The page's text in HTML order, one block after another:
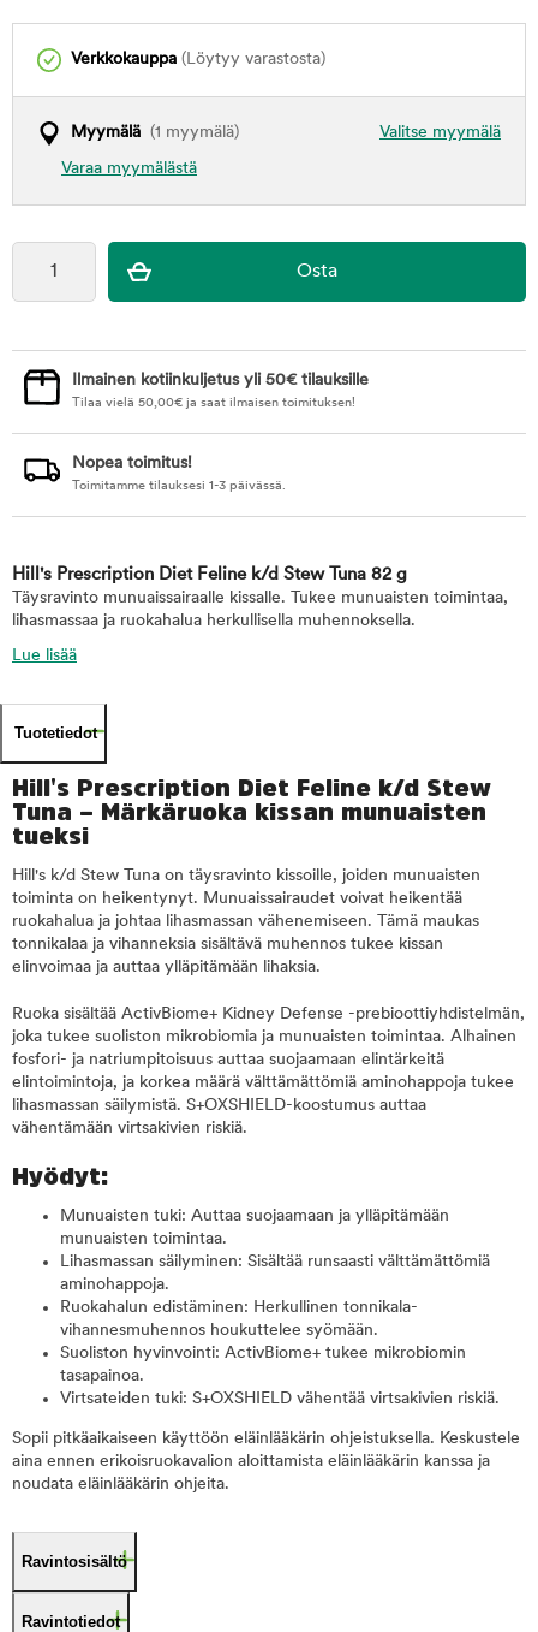
Verkkokauppa (Löytyy varastosta)
Valitse myymälä
Myymälä (1 myymälä)
Varaa myymälästä
Ilmainen kotiinkuljetus yli 50€ tilauksille
Tilaa vielä 50,00€ ja saat ilmaisen toimituksen!
Nopea toimitus!
Toimitamme tilauksesi 1-3 päivässä.
Hill's Prescription Diet Feline k/d Stew Tuna 82 g
Täysravinto munuaissairaalle kissalle. Tukee munuaisten toimintaa,
lihasmassaa ja ruokahalua herkullisella muhennoksella.
Lue lisää
Tuotetiedot
Hill's Prescription Diet Feline k/d Stew
Tuna – Märkäruoka kissan munuaisten
tueksi
Hill's k/d Stew Tuna on täysravinto kissoille, joiden munuaisten
toiminta on heikentynyt. Munuaissairaudet voivat heikentää
ruokahalua ja johtaa lihasmassan vähenemiseen. Tämä maukas
tonnikalaa ja vihanneksia sisältävä muhennos tukee kissan
elinvoimaa ja auttaa ylläpitämään lihaksia.
Ruoka sisältää ActivBiome+ Kidney Defense -prebioottiyhdistelmän,
joka tukee suoliston mikrobiomia ja munuaisten toimintaa. Alhainen
fosfori- ja natriumpitoisuus auttaa suojaamaan elintärkeitä
elintoimintoja, ja korkea määrä välttämättömiä aminohappoja tukee
lihasmassan säilymistä. S+OXSHIELD-koostumus auttaa
vähentämään virtsakivien riskiä.
Hyödyt:
Munuaisten tuki: Auttaa suojaamaan ja ylläpitämään
munuaisten toimintaa.
Lihasmassan säilyminen: Sisältää runsaasti välttämättömiä
aminohappoja.
Ruokahalun edistäminen: Herkullinen tonnikala-
vihannesmuhennos houkuttelee syömään.
Suoliston hyvinvointi: ActivBiome+ tukee mikrobiomin
tasapainoa.
Virtsateiden tuki: S+OXSHIELD vähentää virtsakivien riskiä.
Sopii pitkäaikaiseen käyttöön eläinlääkärin ohjeistuksella. Keskustele
aina ennen erikoisruokavalion aloittamista eläinlääkärin kanssa ja
noudata eläinlääkärin ohjeita.
Ravintosisältö
Ravintotiedot